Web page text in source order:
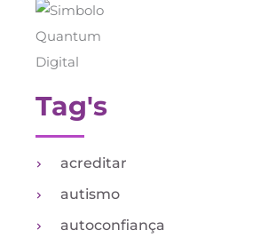
Tag's
acreditar
autismo
autoconfiança